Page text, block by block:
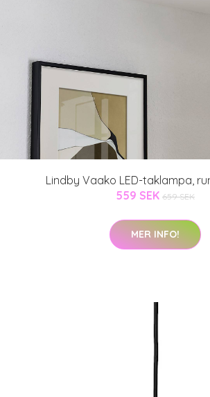
Lindby Vaako LED-taklampa,
559 SEK 659 SEK
MER INFO!